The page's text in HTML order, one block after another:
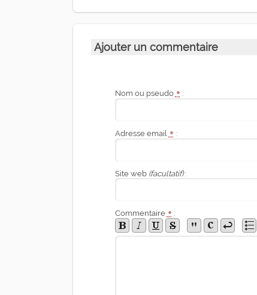
Ajouter un commentaire
Nom ou pseudo * :
Adresse email * :
Site web (facultatif):
Commentaire * :